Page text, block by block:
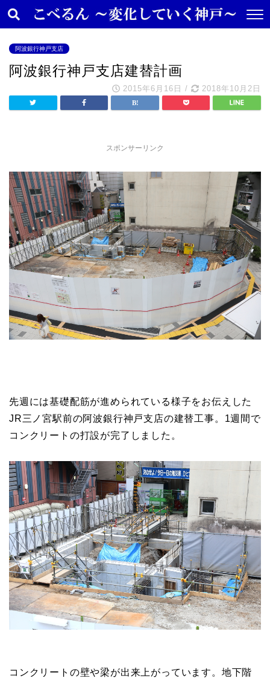
阿波銀行神戸支店
阿波銀行神戸支店建替計画
2015年6月16日 / 2018年10月2日
スポンサーリンク
先週には基礎配筋が進められている様子をお伝えした
JR三ノ宮駅前の阿波銀行神戸支店の建替工事。1週間で
コンクリートの打設が完了しました。
コンクリートの壁や梁が出来上がっています。地下階